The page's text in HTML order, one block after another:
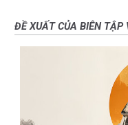
ĐỀ XUẤT CỦA BIÊN TẬP